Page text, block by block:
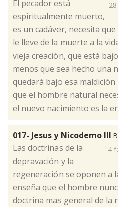
​El pecador está
espiritualmente muerto,
es un cadáver, necesita
le lleve de la muerte a la
vieja creación, que está
menos que sea hecho una
quedará bajo esa
que el hombre natural
el nuevo nacimiento es la
017- Jesus y Nicodemo III
4
​Las doctrinas de la
depravación y la
regeneración se oponen a
enseña que el hombre
doctrina mas general de la